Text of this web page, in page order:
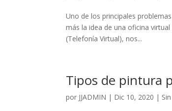
Uno de los principales
más la idea de una oficina
(Telefonía Virtual), nos...
Tipos de pintura
por JJADMIN | Dic 10, 2020 |